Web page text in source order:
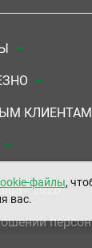
КЛИЕНТАМ
- 2026
файлы,
вас.